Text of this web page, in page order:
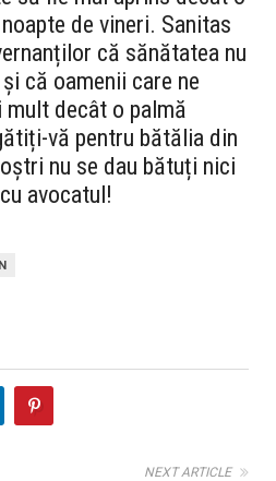
de vineri. Sanitas
că sănătatea nu
că oamenii care ne
decât o palmă
vă pentru bătălia din
nu se dau bătuți nici
avocatul!
NEXT ARTICLE